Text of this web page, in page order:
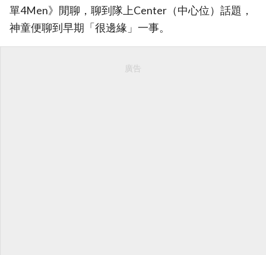
單4Men》閒聊，聊到隊上Center（中心位）話題，
神童便聊到早期「很邊緣」一事。
廣告